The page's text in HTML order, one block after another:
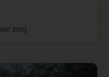
2019